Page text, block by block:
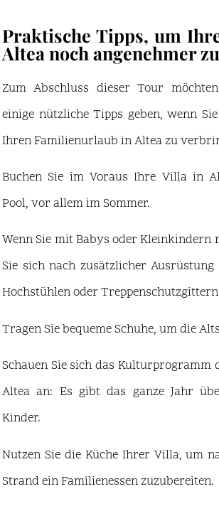
Praktische Tipps, um
Altea noch angenehmer
Zum Abschluss dieser Tour
einige nützliche Tipps geben, wenn
Ihren Familienurlaub in Altea zu
Buchen Sie im Voraus Ihre Villa in
Pool, vor allem im Sommer.
Wenn Sie mit Babys oder Kleinkindern
Sie sich nach zusätzlicher
Hochstühlen oder
Tragen Sie bequeme Schuhe, um die
Schauen Sie sich das Kulturprogramm
Altea an: Es gibt das ganze Jahr
Kinder.
Nutzen Sie die Küche Ihrer Villa, um
Strand ein Familienessen zuzubereiten.